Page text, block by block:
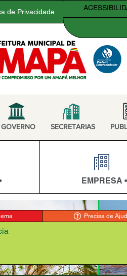
de Privacidade
GOVERNO SECRETARIAS
EMPRESA •
Precisa de